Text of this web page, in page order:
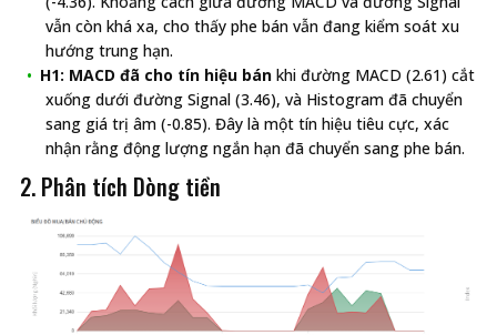
vẫn còn khá xa, cho thấy phe bán vẫn đang kiểm soát xu
hướng trung hạn.
H1: MACD đã cho tín hiệu bán khi đường MACD (2.61) cắt
xuống dưới đường Signal (3.46), và Histogram đã chuyển
sang giá trị âm (-0.85). Đây là một tín hiệu tiêu cực, xác
nhận rằng động lượng ngắn hạn đã chuyển sang phe bán.
2. Phân tích Dòng tiền